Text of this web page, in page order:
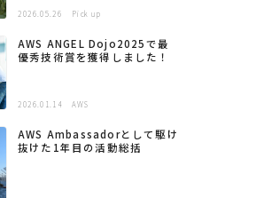
2026.05.26 Pick up
AWS ANGEL Dojo2025で最
優秀技術賞を獲得しました！
2026.01.14 AWS
AWS Ambassadorとして駆け
抜けた1年目の活動総括